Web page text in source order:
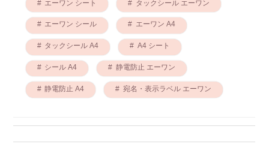
エーワン シート タックシール エーワン
エーワン シール エーワン A4
タックシール A4 A4 シート
シール A4 静電防止 エーワン
静電防止 A4 宛名・表示ラベル エーワン